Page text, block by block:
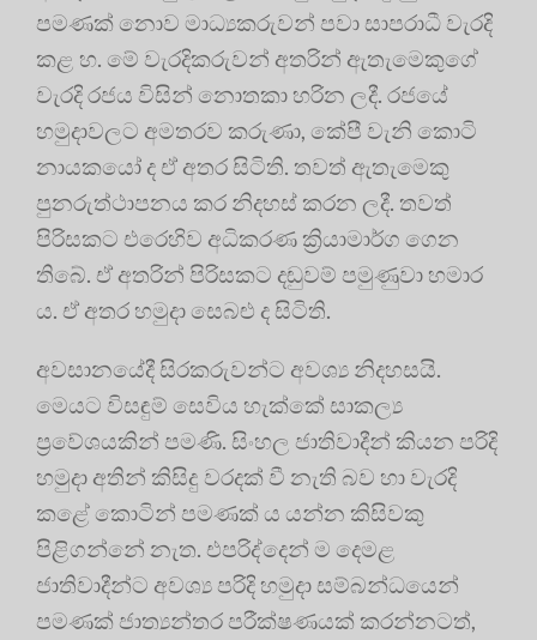
පමණක් නොව මාධ්‍යකරුවන් පවා සාපරාධී වැරදි
කළ හ. මේ වැරදිකරුවන් අතරින් ඇතැමෙකුගේ
වැරදි රජය විසින් නොතකා හරින ලදී. රජයේ
හමුදාවලට අමතරව කරුණා, කේපී වැනි කොටි
නායකයෝ ද ඒ අතර සිටිති. තවත් ඇතැමෙකු
පුනරුත්ථාපනය කර නිදහස් කරන ලදී. තවත්
පිරිසකට එරෙහිව අධිකරණ ක්‍රියාමාර්ග ගෙන
තිබේ. ඒ අතරින් පිරිසකට දඬුවම් පමුණුවා හමාර
ය. ඒ අතර හමුදා සෙබළු ද සිටිති.
අවසානයේදී සිරකරුවන්ට අවශ්‍ය නිදහසයි.
මෙයට විසඳුම් සෙවිය හැක්කේ සාකල්‍ය
ප්‍රවේශයකින් පමණි. සිංහල ජාතිවාදීන් කියන පරිදි
හමුදා අතින් කිසිදු වරදක් වී නැති බව හා වැරදි
කළේ කොටින් පමණක් ය යන්න කිසිවකු
පිළිගන්නේ නැත. එපරිද්දෙන් ම දෙමළ
ජාතිවාදීන්ට අවශ්‍ය පරිදි හමුදා සම්බන්ධයෙන්
පමණක් ජාත්‍යන්තර පරීක්ෂණයක් කරන්නටත්,